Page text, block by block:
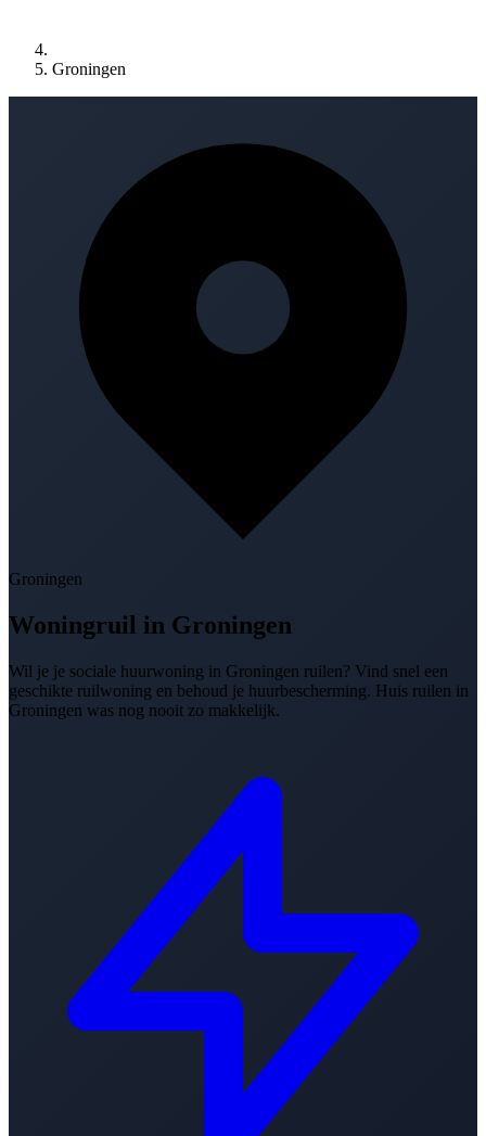
Groningen
Groningen
Woningruil in Groningen
Wil je je sociale huurwoning in Groningen ruilen? Vind snel een
geschikte ruilwoning en behoud je huurbescherming. Huis ruilen in
Groningen was nog nooit zo makkelijk.